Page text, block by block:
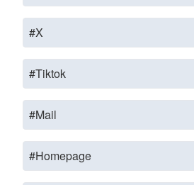
#X
#Tiktok
#Mail
#Homepage